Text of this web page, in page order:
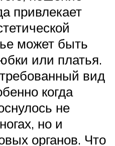
привлекает
может быть
или платья.
вид
когда
не
но и
органов. Что